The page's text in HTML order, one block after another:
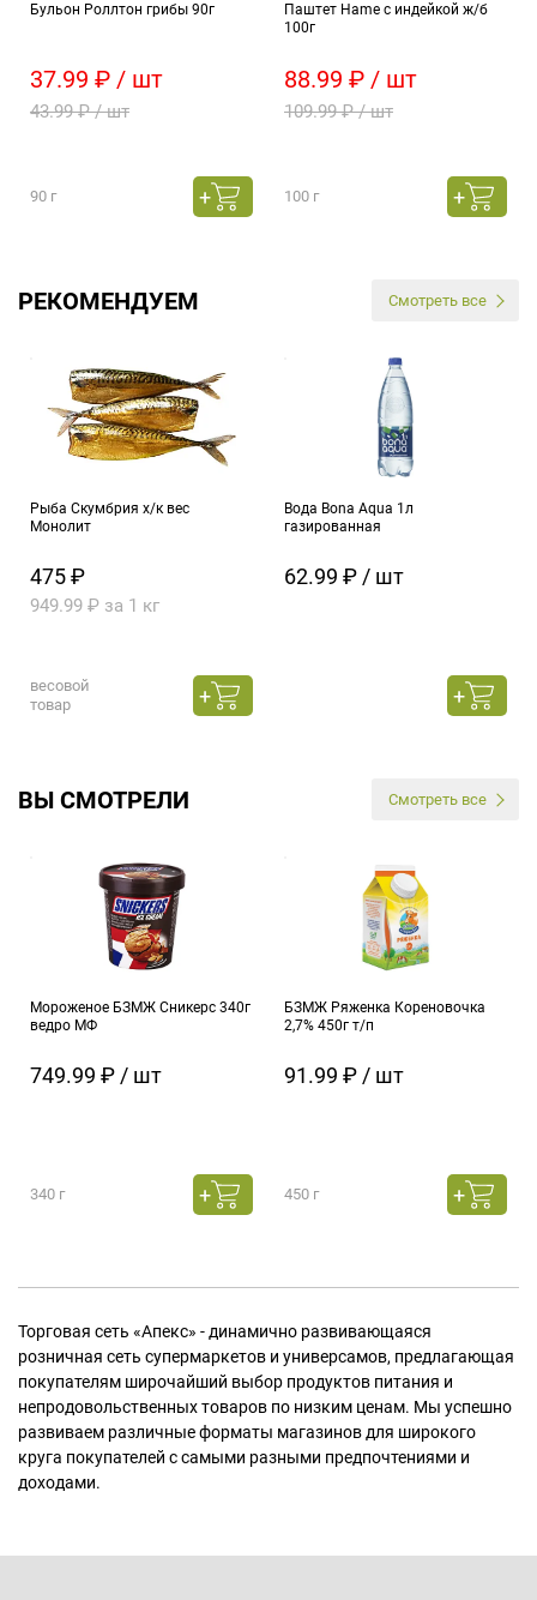
Бульон Роллтон грибы 90г
37.99 ₽ / шт
43.99 ₽ / шт
90 г
Паштет Hame с индейкой ж/б
100г
88.99 ₽ / шт
109.99 ₽ / шт
100 г
РЕКОМЕНДУЕМ Смотреть все
Рыба Скумбрия х/к вес
Монолит
475 ₽
949.99 ₽ за 1 кг
весовой
товар
Вода Bona Aqua 1л
газированная
62.99 ₽ / шт
ВЫ СМОТРЕЛИ Смотреть все
Мороженое БЗМЖ Сникерс 340г
ведро МФ
749.99 ₽ / шт
340 г
БЗМЖ Ряженка Кореновочка
2,7% 450г т/п
91.99 ₽ / шт
450 г
Торговая сеть «Апекс» - динамично развивающаяся
розничная сеть супермаркетов и универсамов, предлагающая
покупателям широчайший выбор продуктов питания и
непродовольственных товаров по низким ценам. Мы успешно
развиваем различные форматы магазинов для широкого
круга покупателей с самыми разными предпочтениями и
доходами.